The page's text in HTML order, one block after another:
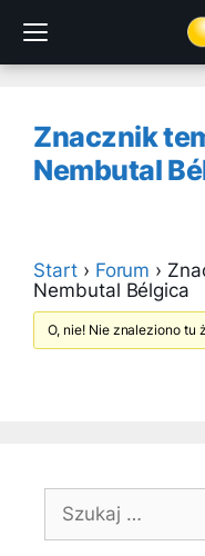
treści
Znacznik
Nembutal
Start › Forum ›
Nembutal Bélgica
O, nie! Nie znaleziono tu
Szukaj: